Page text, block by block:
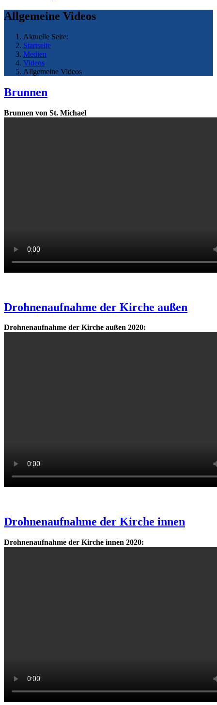
Allgemeine Videos
Aktuelle Seite:
Startseite
Medien
Videos
Allgemeine Videos
Brunnen
Brunnen von St. Michael
Drohnenaufnahme der Kirche außen
Drohnenaufnahme der Kirche außen 2020:
Drohnenaufnahme der Kirche innen
Drohnenaufnahme der Kirche innen 2020: